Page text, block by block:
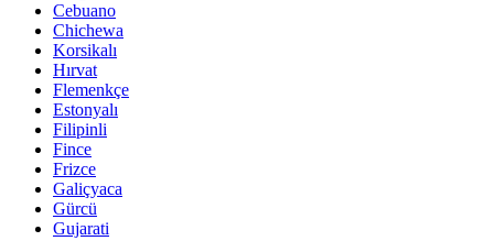
Cebuano
Chichewa
Korsikalı
Hırvat
Flemenkçe
Estonyalı
Filipinli
Fince
Frizce
Galiçyaca
Gürcü
Gujarati